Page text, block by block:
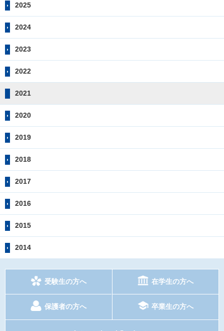
2025
2024
2023
2022
2021
2020
2019
2018
2017
2016
2015
2014
受験生の方へ 在学生の方へ
保護者の方へ 卒業生の方へ